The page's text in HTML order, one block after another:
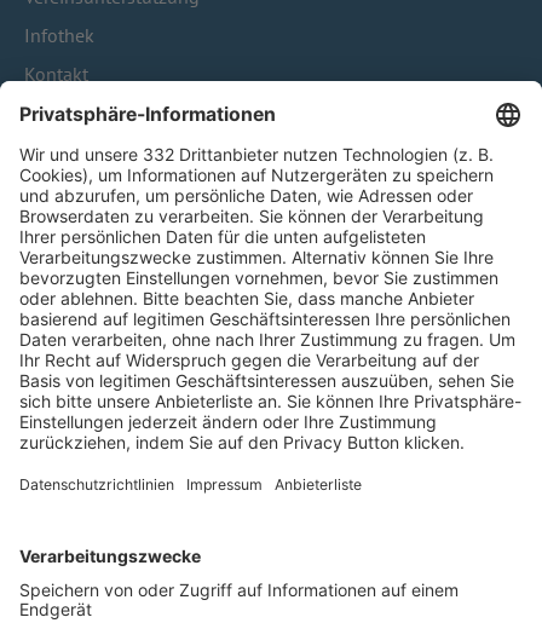
Infothek
Kontakt
HÄUFIG BESUCHTE SEITEN
Pässe und Vereinswechsel
Trainerausbildung
Schulungsangebot Vereinsmitarbeiter
BFV-Geschäftsstellen
Trainerbörse
Login SpielPlus
FOLGE DEM BFV
TOP-VEREINE